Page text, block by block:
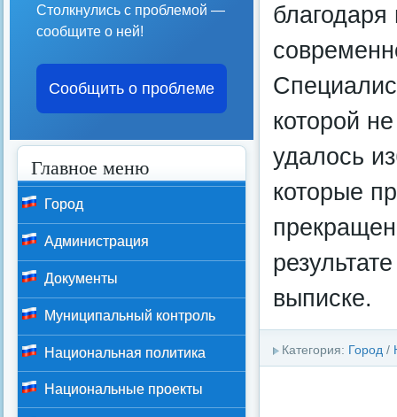
которой
удалось
которые
выписке.
Категория: Город /
Столкнулись с проблемой —
сообщите о ней!
Сообщить о проблеме
Главное меню
Город
Администрация
Документы
Муниципальный контроль
Национальная политика
Национальные проекты